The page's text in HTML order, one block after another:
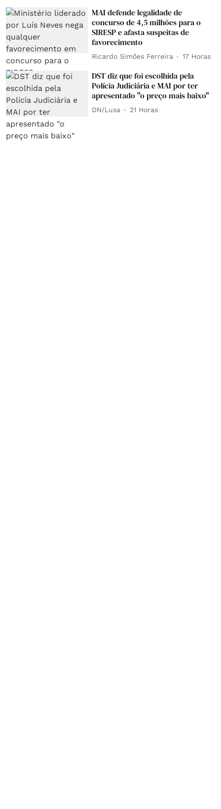
MAI defende legalidade de
concurso de 4,5 milhões para o
SIRESP e afasta suspeitas de
favorecimento
Ricardo Simões Ferreira 17 Horas
DST diz que foi escolhida pela
Polícia Judiciária e MAI por ter
apresentado "o preço mais baixo"
DN/Lusa 21 Horas